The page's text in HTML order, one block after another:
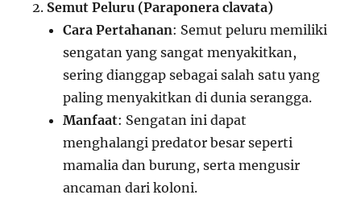
Semut Peluru (Paraponera clavata)
Cara Pertahanan: Semut peluru memiliki
sengatan yang sangat menyakitkan,
sering dianggap sebagai salah satu yang
paling menyakitkan di dunia serangga.
Manfaat: Sengatan ini dapat
menghalangi predator besar seperti
mamalia dan burung, serta mengusir
ancaman dari koloni.